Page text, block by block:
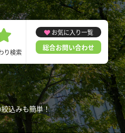
り検索
お気に入り一覧
総合お問い合わせ
込みも簡単！